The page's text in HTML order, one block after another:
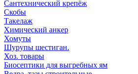
Сантехнический крепёж
Скобы
Такелаж
Химический анкер
Хомуты
Шурупы шестиган.
Хоз. товары
Биосептики для выгребных ям